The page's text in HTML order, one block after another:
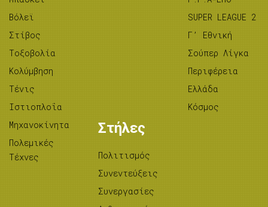
Βόλεϊ
Στίβος
Tοξοβολία
Κολύμβηση
Τένις
Ιστιοπλοΐα
Μηχανοκίνητα
Πολεμικές
Τέχνες
SUPER LEAGUE 2
Γ’ Εθνική
Σούπερ Λίγκα
Περιφέρεια
Ελλάδα
Κόσμος
Στήλες
Πολιτισμός
Συνεντεύξεις
Συνεργασίες